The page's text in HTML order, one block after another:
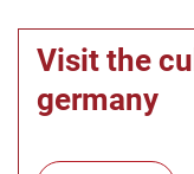
Visit the
germany